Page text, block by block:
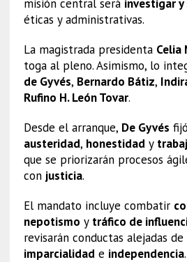
misión central será investigar y
éticas y administrativas.
La magistrada presidenta Celia
toga al pleno. Asimismo, lo
de Gyvés, Bernardo Bátiz,
Rufino H. León Tovar.
Desde el arranque, De Gyvés
austeridad, honestidady
que se priorizarán procesos
con justicia.
El mandato incluye combatir
nepotismo y tráfico de
revisarán conductas alejadas de
imparcialidade independencia.